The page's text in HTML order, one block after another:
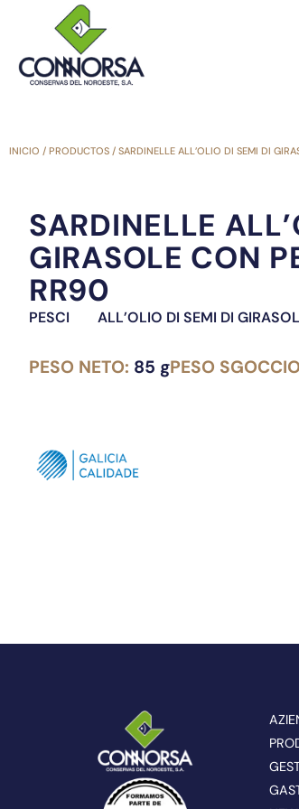
INICIO / PRODUCTOS / SARDINELLE ALL’OLIO DI SEMI DI
SARDINELLE
GIRASOLE CON
RR90
PESCI ALL’OLIO DI SEMI DI
PESO NETO: 85 gPESO